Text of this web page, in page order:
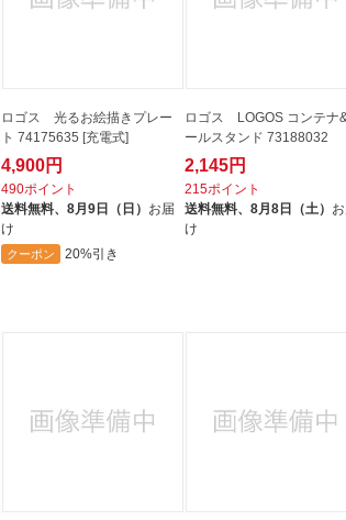
ロゴス 光るお絵描きプレー
ト 74175635 [充電式]
4,900円
490ポイント
送料無料、8月9日（日） お届
け
クーポン 20%引き
ロゴス LOGOS コンテナ
ールスタンド 73188032
2,145円
215ポイント
送料無料、 8月8日（土）
け